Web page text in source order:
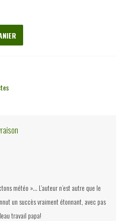
météo »… L’auteur n’est autre que le
un succès vraiment étonnant, avec pas
travail papa!